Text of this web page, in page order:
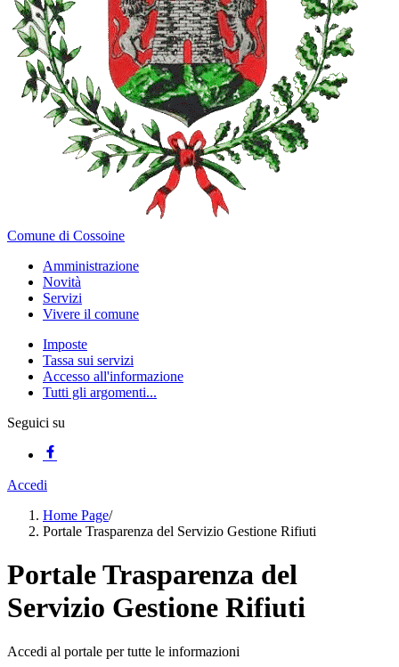
Comune di Cossoine
Amministrazione
Novità
Servizi
Vivere il comune
Imposte
Tassa sui servizi
Accesso all'informazione
Tutti gli argomenti...
Seguici su
Accedi
Home Page/
Portale Trasparenza del Servizio Gestione Rifiuti
Portale Trasparenza del
Servizio Gestione Rifiuti
Accedi al portale per tutte le informazioni